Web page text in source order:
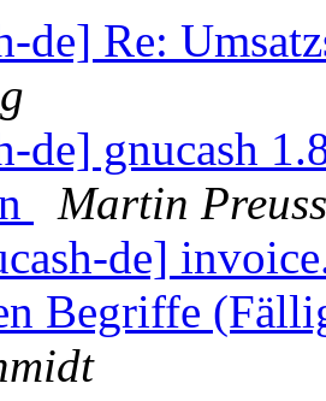
de] Re:
de] gnucash
Martin Preuss
de]
Begriffe